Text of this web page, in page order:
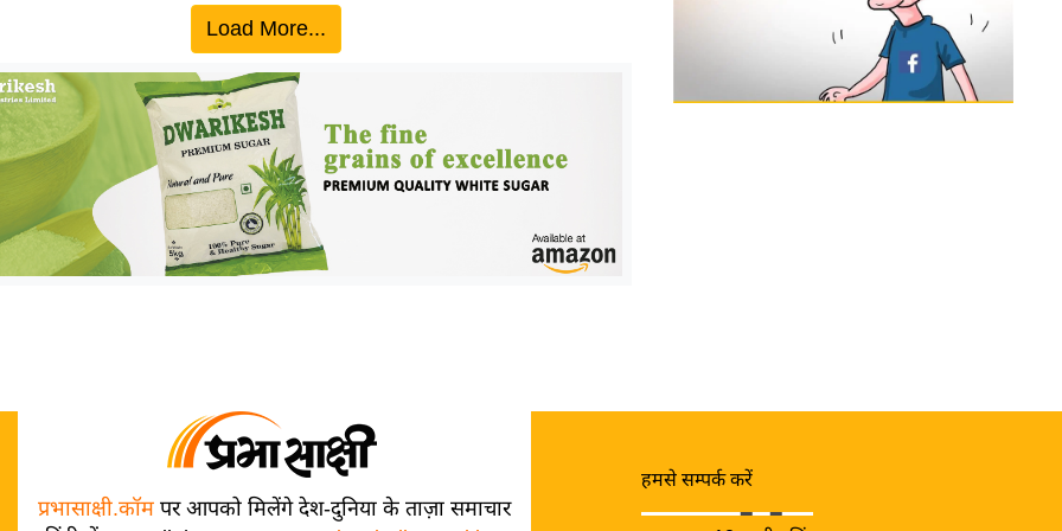
Load More...
प्रभासाक्षी.कॉमपर आपको मिलेंगे देश-दुनिया के ताज़ा समाचार
हमसे सम्पर्क करें